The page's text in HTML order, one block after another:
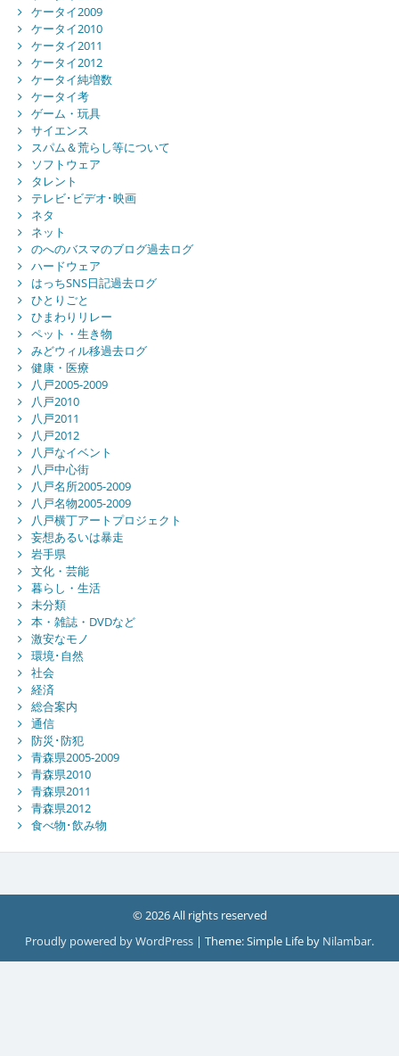
ケータイ2009
ケータイ2010
ケータイ2011
ケータイ2012
ケータイ純増数
ケータイ考
ゲーム・玩具
サイエンス
スパム＆荒らし等について
ソフトウェア
タレント
テレビ･ビデオ･映画
ネタ
ネット
のへのバスマのブログ過去ログ
ハードウェア
はっちSNS日記過去ログ
ひとりごと
ひまわりリレー
ペット・生き物
みどウィル移過去ログ
健康・医療
八戸2005-2009
八戸2010
八戸2011
八戸2012
八戸なイベント
八戸中心街
八戸名所2005-2009
八戸名物2005-2009
八戸横丁アートプロジェクト
妄想あるいは暴走
岩手県
文化・芸能
暮らし・生活
未分類
本・雑誌・DVDなど
激安なモノ
環境･自然
社会
経済
総合案内
通信
防災･防犯
青森県2005-2009
青森県2010
青森県2011
青森県2012
食べ物･飲み物
© 2026 All rights reserved
Proudly powered by WordPress | Theme: Simple Life by Nilambar.